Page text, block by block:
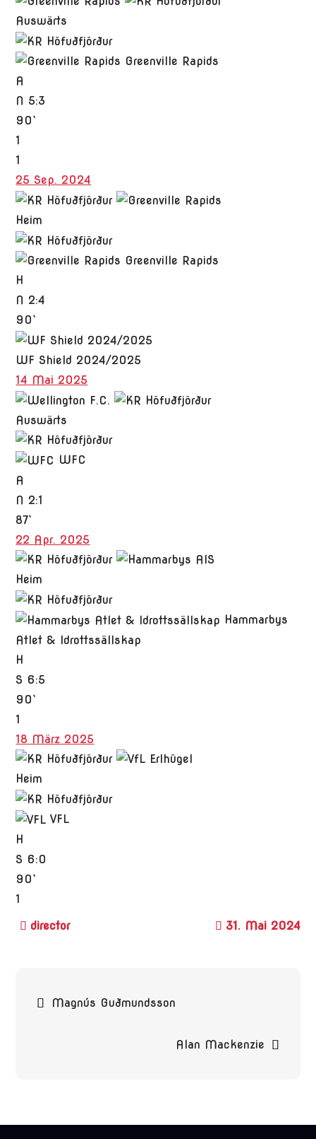
Auswärts
Greenville Rapids
A
N 5:3
90`
1
1
25 Sep. 2024
Heim
Greenville Rapids
H
N 2:4
90`
WF Shield 2024/2025
14 Mai 2025
Auswärts
WFC
A
N 2:1
87`
22 Apr. 2025
Heim
Hammarbys
Atlet & Idrottssällskap
H
S 6:5
90`
1
18 März 2025
Heim
VFL
H
S 6:0
90`
1
31. Mai 2024
Magnús Guðmundsson
Alan Mackenzie